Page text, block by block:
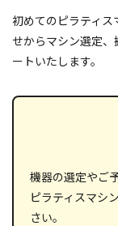
初めてのピラティ
せからマシン選定
ートいたします。
機器の選定やご
ピラティスマシ
さい。